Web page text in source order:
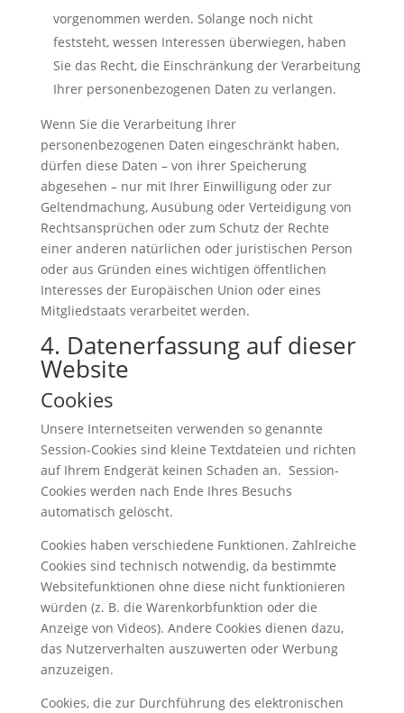
vorgenommen werden. Solange noch nicht
feststeht, wessen Interessen überwiegen, haben
Sie das Recht, die Einschränkung der Verarbeitung
Ihrer personenbezogenen Daten zu verlangen.
Wenn Sie die Verarbeitung Ihrer
personenbezogenen Daten eingeschränkt haben,
dürfen diese Daten – von ihrer Speicherung
abgesehen – nur mit Ihrer Einwilligung oder zur
Geltendmachung, Ausübung oder Verteidigung von
Rechtsansprüchen oder zum Schutz der Rechte
einer anderen natürlichen oder juristischen Person
oder aus Gründen eines wichtigen öffentlichen
Interesses der Europäischen Union oder eines
Mitgliedstaats verarbeitet werden.
4. Datenerfassung auf dieser
Website
Cookies
Unsere Internetseiten verwenden so genannte
Session-Cookies sind kleine Textdateien und richten
auf Ihrem Endgerät keinen Schaden an. Session-
Cookies werden nach Ende Ihres Besuchs
automatisch gelöscht.
Cookies haben verschiedene Funktionen. Zahlreiche
Cookies sind technisch notwendig, da bestimmte
Websitefunktionen ohne diese nicht funktionieren
würden (z. B. die Warenkorbfunktion oder die
Anzeige von Videos). Andere Cookies dienen dazu,
das Nutzerverhalten auszuwerten oder Werbung
anzuzeigen.
Cookies, die zur Durchführung des elektronischen